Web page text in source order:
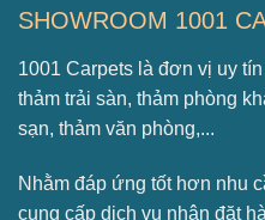
SHOWROOM 1001
1001 Carpets là đơn vị uy
thảm trải sàn, thảm phòng
sạn, thảm văn phòng,...
Nhằm đáp ứng tốt hơn nhu
cung cấp dịch vụ nhận đặt